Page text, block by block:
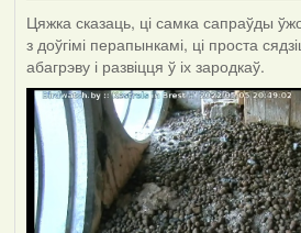
Цяжка сказаць, ці самка сапраўды
з доўгімі перапынкамі, ці проста
абагрэву і развіцця ў іх зародкаў.